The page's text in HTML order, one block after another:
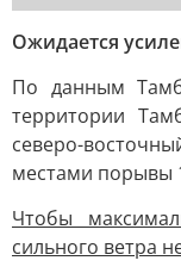
Ожидается
По данным
территории
северо-
местами порывы
Чтобы
сильного ветра